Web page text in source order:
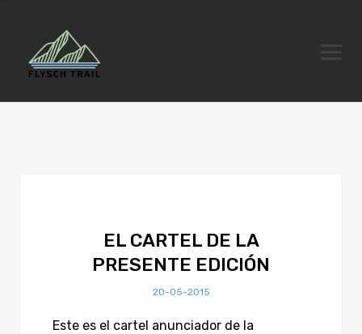
EL CARTEL DE LA
PRESENTE EDICIÓN
20-05-2015
Este es el cartel anunciador de la